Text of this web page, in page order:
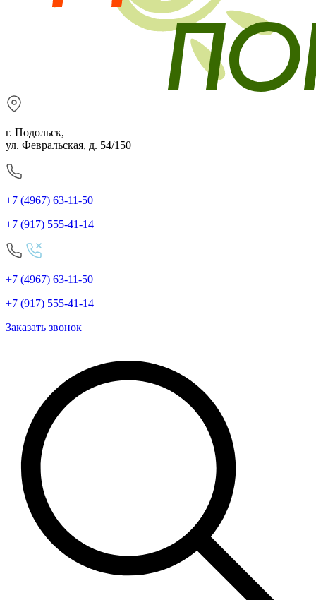
г. Подольск,
ул. Февральская, д. 54/150
+7 (4967) 63-11-50
+7 (917) 555-41-14
+7 (4967) 63-11-50
+7 (917) 555-41-14
Заказать звонок